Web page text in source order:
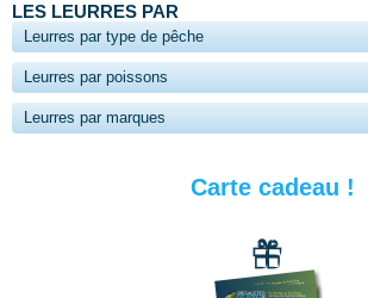
LES LEURRES PAR
Leurres par type de pêche
Leurres par poissons
Leurres par marques
Carte cadeau !